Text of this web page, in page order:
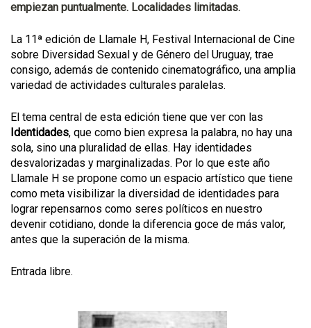
empiezan puntualmente. Localidades limitadas.
La 11ª edición de Llamale H, Festival Internacional de Cine
sobre Diversidad Sexual y de Género del Uruguay, trae
consigo, además de contenido cinematográfico, una amplia
variedad de actividades culturales paralelas.
El tema central de esta edición tiene que ver con las
Identidades, que como bien expresa la palabra, no hay una
sola, sino una pluralidad de ellas. Hay identidades
desvalorizadas y marginalizadas. Por lo que este año
Llamale H se propone como un espacio artístico que tiene
como meta visibilizar la diversidad de identidades para
lograr repensarnos como seres políticos en nuestro
devenir cotidiano, donde la diferencia goce de más valor,
antes que la superación de la misma.
Entrada libre.